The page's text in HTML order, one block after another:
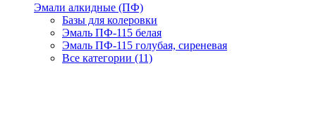
Эмали алкидные (ПФ)
Базы для колеровки
Эмаль ПФ-115 белая
Эмаль ПФ-115 голубая, сиреневая
Все категории (11)